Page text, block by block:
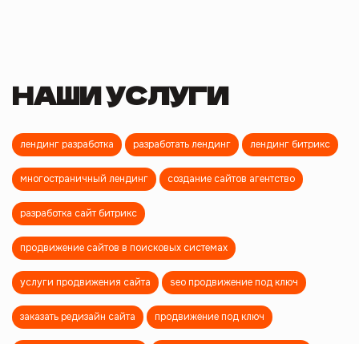
НАШИ УСЛУГИ
лендинг разработка разработать лендинг лендинг битрикс
многостраничный лендинг создание сайтов агентство
разработка сайт битрикс
продвижение сайтов в поисковых системах
услуги продвижения сайта seo продвижение под ключ
заказать редизайн сайта продвижение под ключ